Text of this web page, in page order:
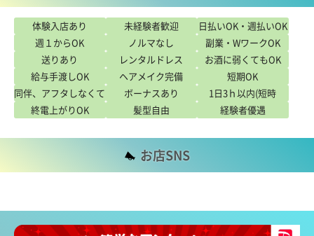
こだわり
体験入店あり 未経験者歓迎
日払いOK・週払いOK
週１からOK
ノルマなし
副業・WワークOK
送りあり
レンタルドレス
お酒に弱くてもOK
給与手渡しOK
ヘアメイク完備
短期OK
同伴、アフタしなくて
もOK
ボーナスあり
1日3ｈ以内(短時
間)OK
終電上がりOK 髪型自由 経験者優遇
お店SNS